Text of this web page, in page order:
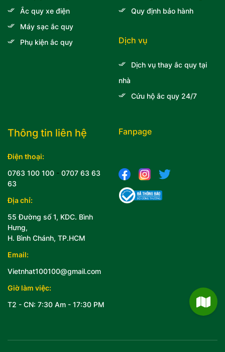
Thông tin liên hệ
Điện thoại:
0763 100 100 - 0707 63 63
63
Địa chỉ:
55 Đường số 1, KDC. Bình
Hưng,
H. Bình Chánh, TP.HCM
Email:
Vietnhat100100@gmail.com
Giờ làm việc:
T2 - CN: 7:30 Am - 17:30 PM
Ắc quy xe điện
Máy sạc ắc quy
Phụ kiện ắc quy
Quy định bảo hành
Dịch vụ
Dịch vụ thay ắc quy tại
nhà
Cứu hộ ắc quy 24/7
Fanpage